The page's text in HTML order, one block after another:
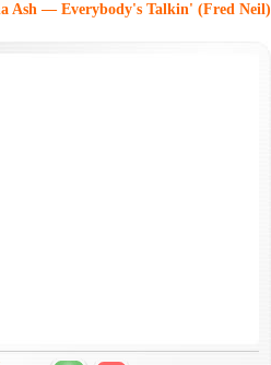
Ash — Everybody's Talkin' (Fred Neil)